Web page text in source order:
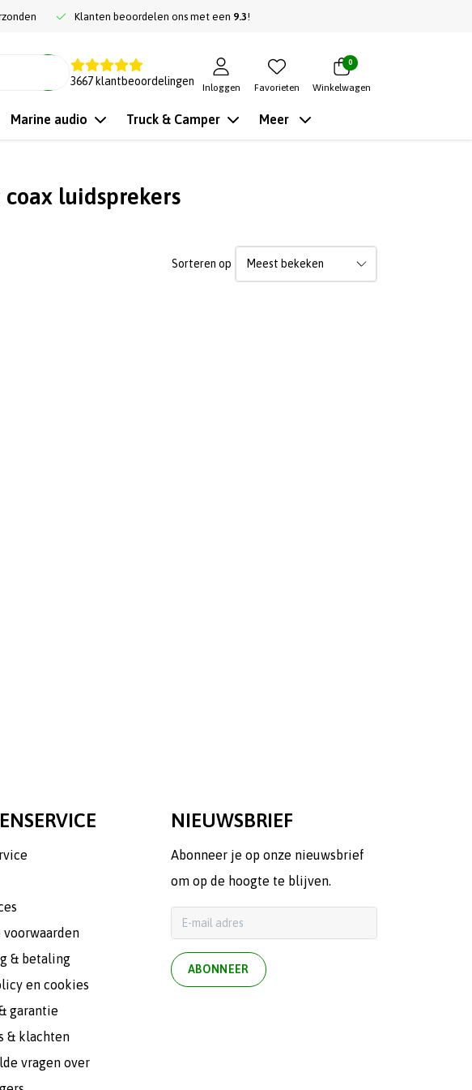
Klanten beoordelen ons met een 9.3!
3667 klantbeoordelingen
Inloggen Favorieten
0
Winkelwagen
Marine audio Truck & Camper Meer
luidsprekers
Sorteren op
voorwaarden
& betaling
en cookies
garantie
& klachten
vragen over
NIEUWSBRIEF
Abonneer je op onze nieuwsbrief
om op de hoogte te blijven.
ABONNEER